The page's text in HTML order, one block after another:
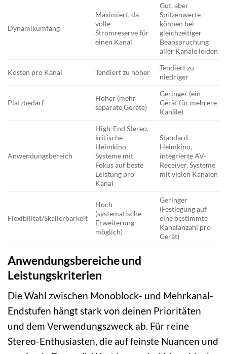
Dynamikumfang
Maximiert, da
volle
Stromreserve für
einen Kanal
Gut, aber
Spitzenwerte
können bei
gleichzeitiger
Beanspruchung
aller Kanäle leiden
Kosten pro Kanal Tendiert zu höher
Tendiert zu
niedriger
Platzbedarf
Höher (mehr
separate Geräte)
Geringer (ein
Gerät für mehrere
Kanäle)
Anwendungsbereich
High-End Stereo,
kritische
Heimkino-
Systeme mit
Fokus auf beste
Leistung pro
Kanal
Standard-
Heimkino,
integrierte AV-
Receiver, Systeme
mit vielen Kanälen
Flexibilität/Skalierbarkeit
Hoch
(systematische
Erweiterung
möglich)
Geringer
(Festlegung auf
eine bestimmte
Kanalanzahl pro
Gerät)
Anwendungsbereiche und
Leistungskriterien
Die Wahl zwischen Monoblock- und Mehrkanal-
Endstufen hängt stark von deinen Prioritäten
und dem Verwendungszweck ab. Für reine
Stereo-Enthusiasten, die auf feinste Nuancen und